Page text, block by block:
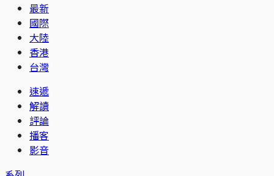
最新
國際
大陸
香港
台灣
速遞
解讀
評論
播客
影音